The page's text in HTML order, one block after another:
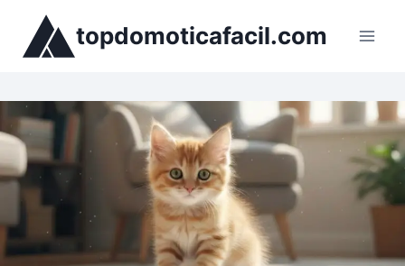
contenido
topdomoticafacil.com